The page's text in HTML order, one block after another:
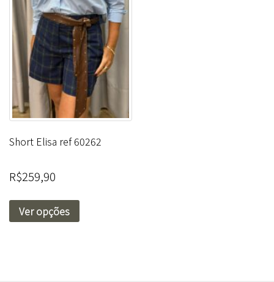
Short Elisa ref 60262
R$259,90
Ver opções